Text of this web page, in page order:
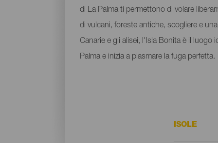
di La Palma ti permettono di volare
di vulcani, foreste antiche, scogliere e
Canarie e gli alisei, l'Isla Bonita è il
Palma e inizia a plasmare la fuga perfetta.
ISOLE